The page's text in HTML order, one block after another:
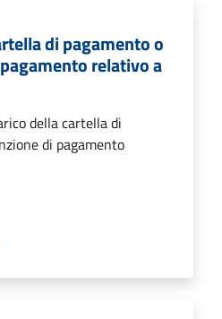
di pagamento o
relativo a
della cartella di
di pagamento